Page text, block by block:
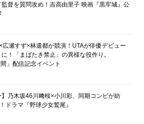
督を質問攻め！吉高由里子 映画『黒牢城』公
広瀬すず×林遣都が競演！UTAが俳優デビュー
！「まばたき禁止」の異様な役作り。
」配信記念イベント
】乃木坂46川﨑桜×小川彩、同期コンビが紡
ドラマ『野球少女鷲尾』